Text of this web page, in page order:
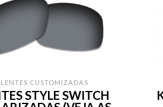
LENTES CUSTOMIZADAS
STYLE SWITCH